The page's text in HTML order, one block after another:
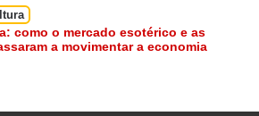
como o mercado esotérico e as
a movimentar a economia